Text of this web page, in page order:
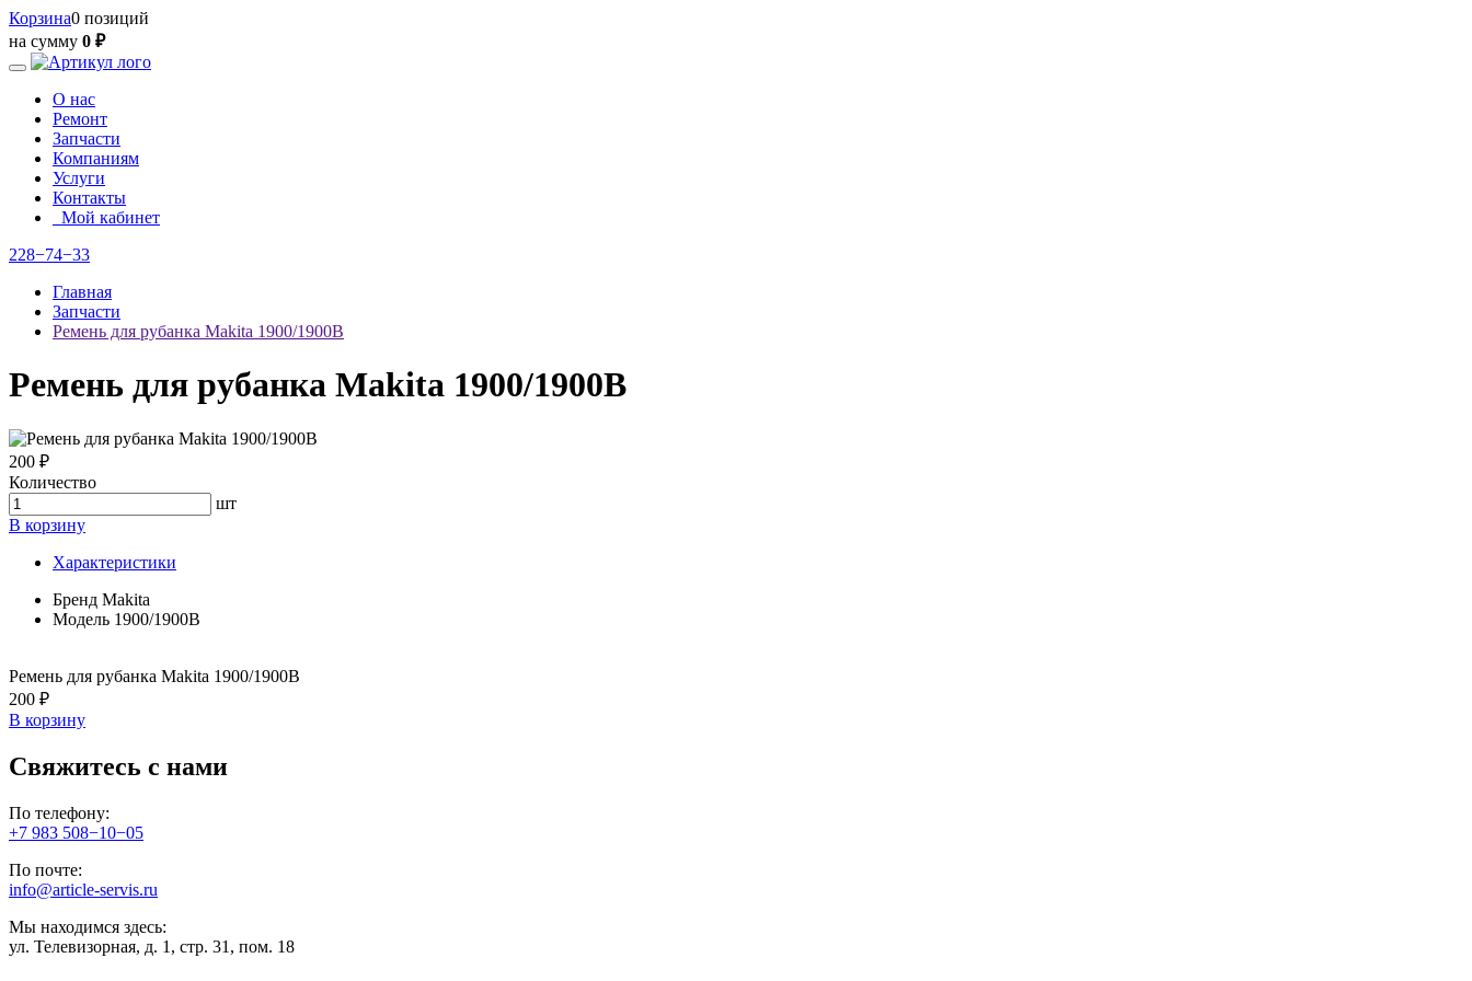
Корзина0 позиций
на сумму 0 ₽
О нас
Ремонт
Запчасти
Компаниям
Услуги
Контакты
Мой кабинет
228−74−33
Главная
Запчасти
Ремень для рубанка Makita 1900/1900B
Ремень для рубанка Makita 1900/1900B
200 ₽
Количество
шт
В корзину
Характеристики
Бренд Makita
Модель 1900/1900B
Ремень для рубанка Makita 1900/1900B
200 ₽
В корзину
Свяжитесь с нами
По телефону:
+7 983 508−10−05
По почте:
info@article-servis.ru
Мы находимся здесь:
ул. Телевизорная, д. 1, стр. 31, пом. 18